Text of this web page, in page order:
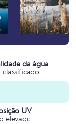
da água
classificado
UV
elevado